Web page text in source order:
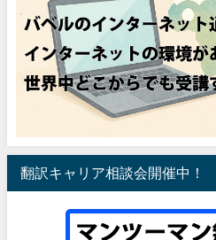
翻訳キャリア相談会開催中！